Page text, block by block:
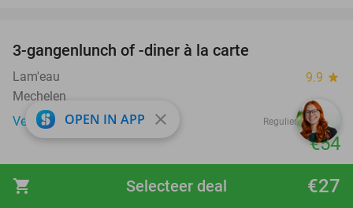
shopping_cart €27
Selecteer deal
3-gangenlunch of -diner à la carte
Lam'eau 9.9 star
Mechelen
Verkocht: 1.126
Regulier €75
€54
favorite_border
OPEN IN APP close